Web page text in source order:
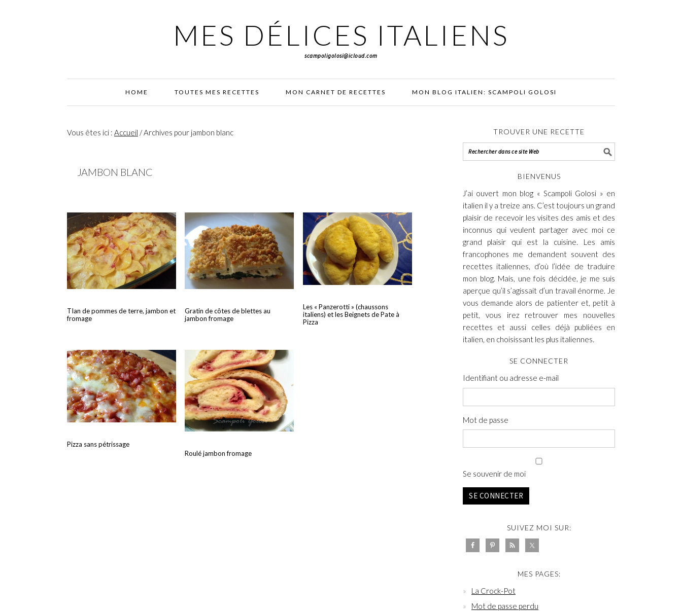
MES DÉLICES ITALIENS
scampoligolosi@icloud.com
HOME TOUTES MES RECETTES MON CARNET DE RECETTES MON BLOG ITALIEN: SCAMPOLI GOLOSI
Vous êtes ici : Accueil /Archives pour jambon blanc
JAMBON BLANC
TIan de pommes de terre, jambon et
fromage
Gratin de côtes de blettes au
jambon fromage
Les « Panzerotti » (chaussons
italiens) et les Beignets de Pate à
Pizza
Pizza sans pétrissage
Roulé jambon fromage
TROUVER UNE RECETTE
BIENVENUS
J’ai ouvert mon blog « Scampoli Golosi » en
italien il y a treize ans. C’est toujours un grand
plaisir de recevoir les visites des amis et des
inconnus qui veulent partager avec moi ce
grand plaisir qui est la cuisine. Les amis
francophones me demandent souvent des
recettes italiennes, d’où l’idée de traduire
mon blog. Mais, une fois décidée, je me suis
aperçue qu’il s’agissait d’un travail énorme. Je
vous demande alors de patienter et, petit à
petit, vous irez retrouver mes nouvelles
recettes et aussi celles déjà publiées en
italien, en choisissant les plus italiennes.
SE CONNECTER
Identifiant ou adresse e-mail
Mot de passe
Se souvenir de moi
SE CONNECTER
SUIVEZ MOI SUR:
MES PAGES:
La Crock-Pot
Mot de passe perdu